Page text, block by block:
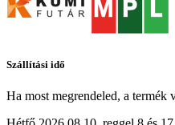
Szállítási idő
Ha most megrendeled, a termék